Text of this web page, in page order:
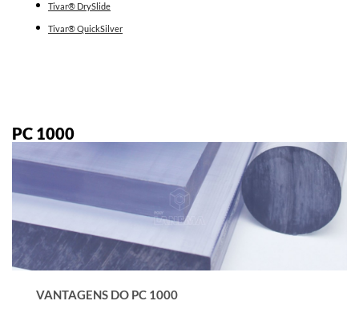
Tivar® DrySlide
Tivar® QuickSilver
PC 1000
VANTAGENS DO PC 1000